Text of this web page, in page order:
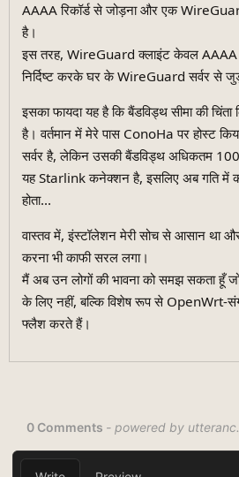
AAAA रिकॉर्ड से जोड़ना और एक
है।
इस तरह, WireGuard क्लाइंट केवल AAAA
निर्दिष्ट करके घर के WireGuard सर्वर से जुड़
इसका फायदा यह है कि बैंडविड्थ सीमा की चिंता
है। वर्तमान में मेरे पास ConoHa पर होस्ट
सर्वर है, लेकिन उसकी बैंडविड्थ अधिकतम
यह Starlink कनेक्शन है, इसलिए अब गति में
होता...
वास्तव में, इंस्टॉलेशन मेरी सोच से आसान था
करना भी काफी सरल लगा।
मैं अब उन लोगों की भावना को समझ सकता हूँ
के लिए नहीं, बल्कि विशेष रूप से OpenWrt-
फ्लैश करते हैं।